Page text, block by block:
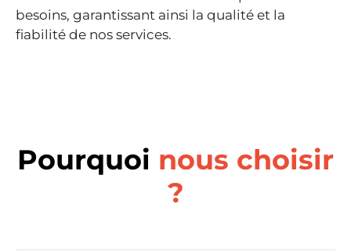
besoins, garantissant ainsi la qualité et la
fiabilité de nos services.
Pourquoi nous choisir
?